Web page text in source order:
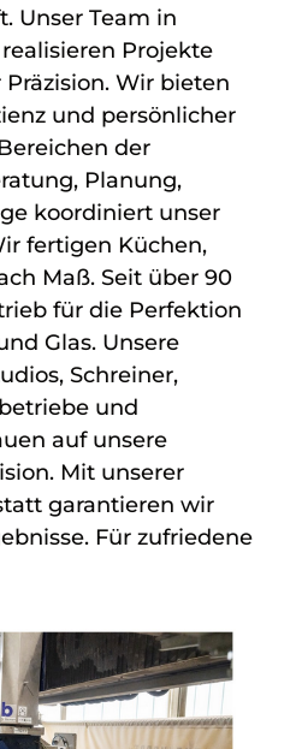
Unser Team in
Projekte
Wir bieten
und persönlicher
der
Planung,
koordiniert unser
fertigen Küchen,
Maß. Seit über 90
für die Perfektion
Glas. Unsere
Schreiner,
und
auf unsere
Mit unserer
garantieren wir
Für zufriedene